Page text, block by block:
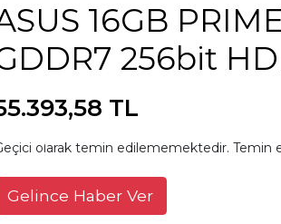
16GB
256bit
TL
olarak temin edilememektedir. Temin
Gelince Haber Ver